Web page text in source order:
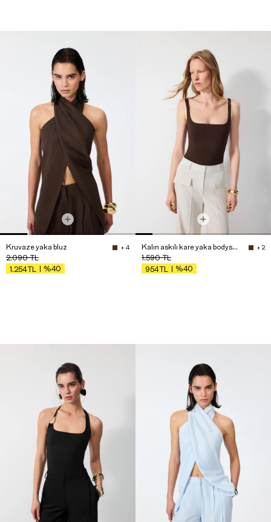
Kruvaze yaka bluz + 4
2.090TL
1.254TL %40
Kalın askılı kare yaka bodysuit + 2
1.590TL
954TL %40